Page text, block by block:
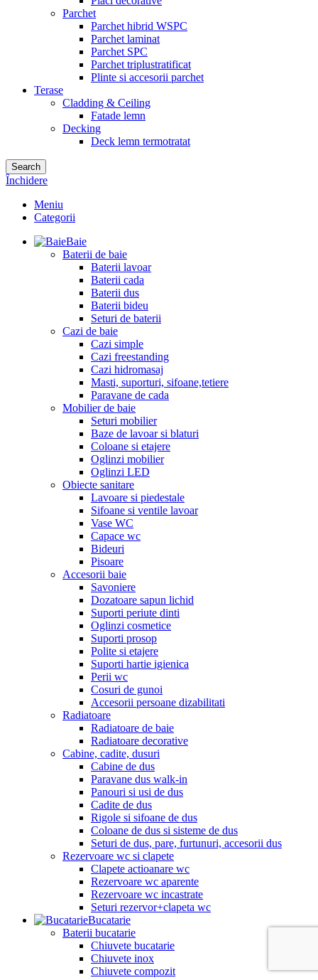
Parchet
Parchet hibrid WSPC
Parchet laminat
Parchet SPC
Parchet triplustratificat
Plinte si accesorii parchet
Terase
Cladding & Ceiling
Fatade lemn
Decking
Deck lemn termotratat
Search
Închidere
Meniu
Categorii
Baie
Baterii de baie
Baterii lavoar
Baterii cada
Baterii dus
Baterii bideu
Seturi de baterii
Cazi de baie
Cazi simple
Cazi freestanding
Cazi hidromasaj
Masti, suporturi, sifoane,tetiere
Paravane de cada
Mobilier de baie
Seturi mobilier
Baze de lavoar si blaturi
Coloane si etajere
Oglinzi mobilier
Oglinzi LED
Obiecte sanitare
Lavoare si piedestale
Sifoane si ventile lavoar
Vase WC
Capace wc
Bideuri
Pisoare
Accesorii baie
Savoniere
Dozatoare sapun lichid
Suporti periute dinti
Oglinzi cosmetice
Suporti prosop
Polite si etajere
Suporti hartie igienica
Perii wc
Cosuri de gunoi
Accesorii persoane dizabilitati
Radiatoare
Radiatoare de baie
Radiatoare decorative
Cabine, cadite, dusuri
Cabine de dus
Paravane dus walk-in
Panouri si usi de dus
Cadite de dus
Rigole si sifoane de dus
Coloane de dus si sisteme de dus
Seturi de dus, pare, furtunuri, accesorii dus
Rezervoare wc si clapete
Clapete actioanare wc
Rezervoare wc aparente
Rezervoare wc incastrate
Seturi rezervor+clapeta wc
Bucatarie
Baterii bucatarie
Chiuvete bucatarie
Chiuvete inox
Chiuvete compozit